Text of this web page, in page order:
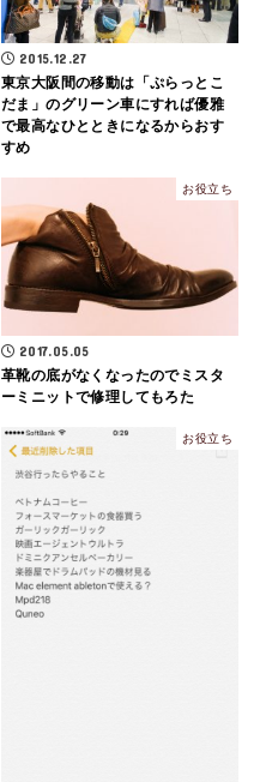
2015.12.27
東京大阪間の移動は「ぷらっとこ
だま」のグリーン車にすれば優雅
で最高なひとときになるからおす
すめ
お役立ち
2017.05.05
革靴の底がなくなったのでミスタ
ーミニットで修理してもろた
お役立ち